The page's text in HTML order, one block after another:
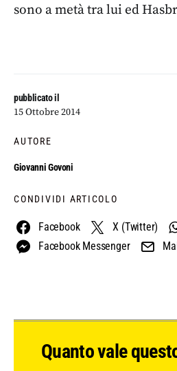
pubblicato il
15 Ottobre 2014
AUTORE
Giovanni Govoni
CONDIVIDI ARTICOLO
Facebook X (Twitter)
Facebook Messenger
sono a metà tra lui ed
Quanto vale